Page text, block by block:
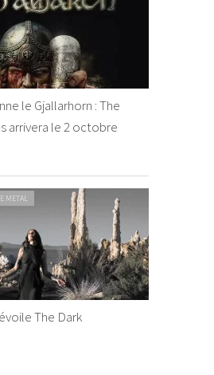
le Gjallarhorn : The
arrivera le 2 octobre
METAL
The Dark